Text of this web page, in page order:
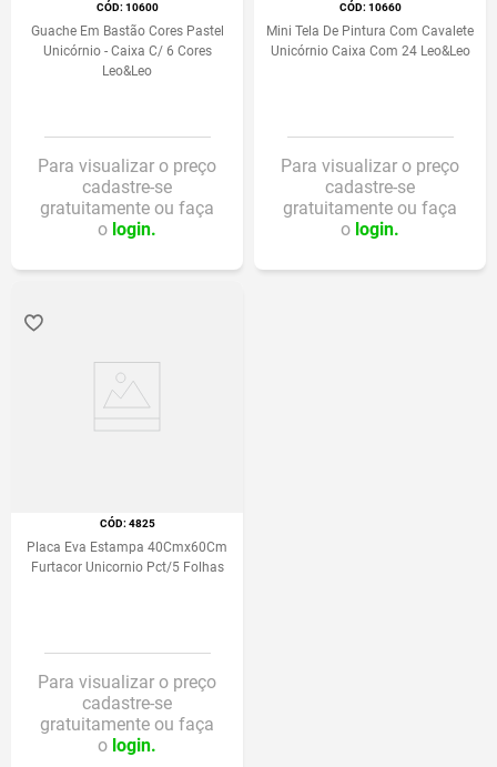
:10600
Guache Em Bastão Cores Pastel
Unicórnio - Caixa C/ 6 Cores
Leo&Leo
Para visualizar o preço
cadastre-se
gratuitamente ou faça
o login.
:10660
Mini Tela De Pintura Com Cavalete
Unicórnio Caixa Com 24 Leo&Leo
Para visualizar o preço
cadastre-se
gratuitamente ou faça
o login.
:4825
Placa Eva Estampa 40Cmx60Cm
Furtacor Unicornio Pct/5 Folhas
Para visualizar o preço
cadastre-se
gratuitamente ou faça
o login.